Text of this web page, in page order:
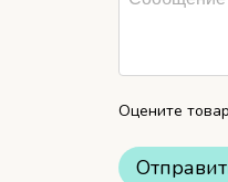
Оцените товар